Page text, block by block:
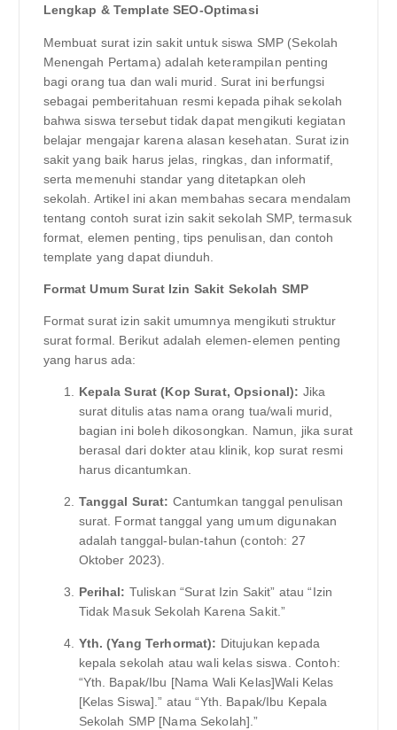
Lengkap & Template SEO-Optimasi
Membuat surat izin sakit untuk siswa SMP (Sekolah
Menengah Pertama) adalah keterampilan penting
bagi orang tua dan wali murid. Surat ini berfungsi
sebagai pemberitahuan resmi kepada pihak sekolah
bahwa siswa tersebut tidak dapat mengikuti kegiatan
belajar mengajar karena alasan kesehatan. Surat izin
sakit yang baik harus jelas, ringkas, dan informatif,
serta memenuhi standar yang ditetapkan oleh
sekolah. Artikel ini akan membahas secara mendalam
tentang contoh surat izin sakit sekolah SMP, termasuk
format, elemen penting, tips penulisan, dan contoh
template yang dapat diunduh.
Format Umum Surat Izin Sakit Sekolah SMP
Format surat izin sakit umumnya mengikuti struktur
surat formal. Berikut adalah elemen-elemen penting
yang harus ada:
Kepala Surat (Kop Surat, Opsional): Jika
surat ditulis atas nama orang tua/wali murid,
bagian ini boleh dikosongkan. Namun, jika surat
berasal dari dokter atau klinik, kop surat resmi
harus dicantumkan.
Tanggal Surat: Cantumkan tanggal penulisan
surat. Format tanggal yang umum digunakan
adalah tanggal-bulan-tahun (contoh: 27
Oktober 2023).
Perihal: Tuliskan “Surat Izin Sakit” atau “Izin
Tidak Masuk Sekolah Karena Sakit.”
Yth. (Yang Terhormat): Ditujukan kepada
kepala sekolah atau wali kelas siswa. Contoh:
“Yth. Bapak/Ibu [Nama Wali Kelas]Wali Kelas
[Kelas Siswa].” atau “Yth. Bapak/Ibu Kepala
Sekolah SMP [Nama Sekolah].”